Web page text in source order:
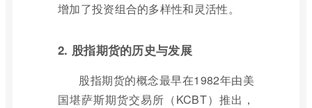
增加了投资组合的多样性和灵活性。
2. 股指期货的历史与发展
股指期货的概念最早在1982年由美
国堪萨斯期货交易所（KCBT）推出，